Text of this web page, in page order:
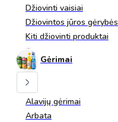
Džiovinti vaisiai
Džiovintos jūros gėrybės
Kiti džiovinti produktai
Gėrimai
Alavijų gėrimai
Arbata